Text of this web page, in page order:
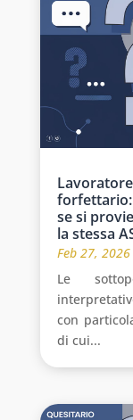
forfettario:
se si
la stessa
Feb 27, 2026
Le
con
di cui...